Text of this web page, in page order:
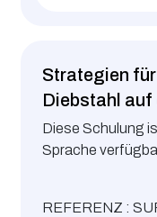
Strategien
Diebstahl
Diese Schulung
Sprache
REFERENZ :